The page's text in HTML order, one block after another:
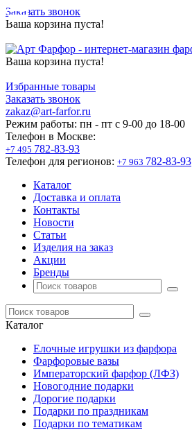
Заказать звонок
Ваша корзина пуста!
Ваша корзина пуста!
Избранные товары
Заказать звонок
zakaz@art-farfor.ru
Режим работы: пн - пт c 9-00 до 18-00
Телефон в Москве:
+7 495 782-83-93
Телефон для регионов: +7 963 782-83-93
Каталог
Доставка и оплата
Контакты
Новости
Статьи
Изделия на заказ
Акции
Бренды
Каталог
Елочные игрушки из фарфора
Фарфоровые вазы
Императорский фарфор (ЛФЗ)
Новогодние подарки
Дорогие подарки
Подарки по праздникам
Подарки по тематикам